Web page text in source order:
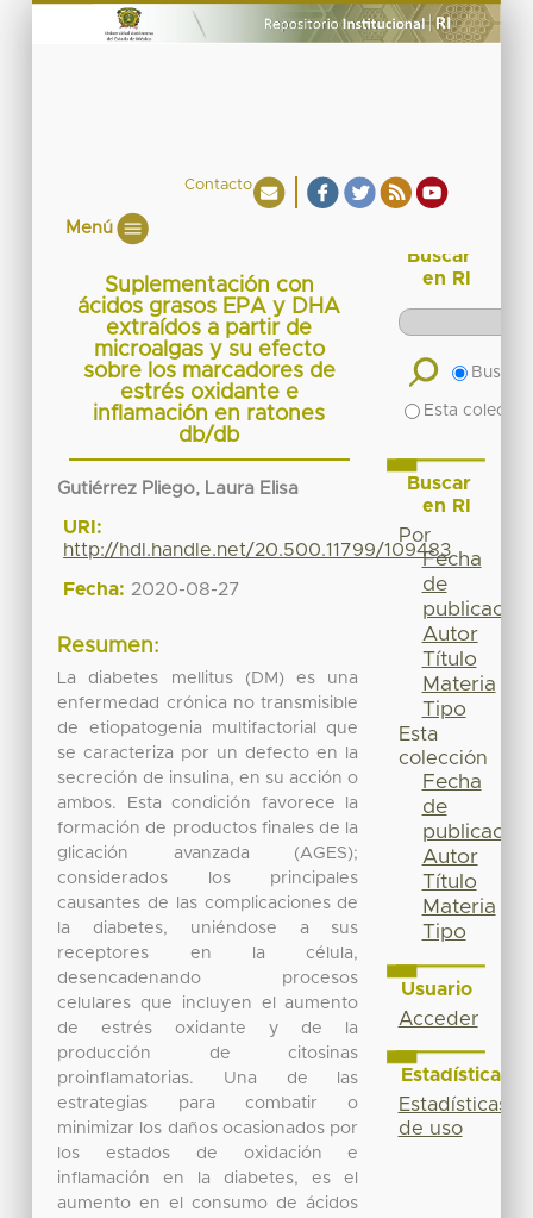
Contacto
Menú
Suplementación con
ácidos grasos EPA y DHA
extraídos a partir de
microalgas y su efecto
sobre los marcadores de
estrés oxidante e
inflamación en ratones
db/db
Gutiérrez Pliego, Laura Elisa
URI:
http://hdl.handle.net/20.500.11799/109483
Fecha: 2020-08-27
Resumen:
La diabetes mellitus (DM) es una
enfermedad crónica no transmisible
de etiopatogenia multifactorial que
se caracteriza por un defecto en la
secreción de insulina, en su acción o
ambos. Esta condición favorece la
formación de productos finales de la
glicación avanzada (AGES);
considerados los principales
causantes de las complicaciones de
la diabetes, uniéndose a sus
receptores en la célula,
desencadenando procesos
celulares que incluyen el aumento
de estrés oxidante y de la
producción de citosinas
proinflamatorias. Una de las
estrategias para combatir o
minimizar los daños ocasionados por
los estados de oxidación e
inflamación en la diabetes, es el
aumento en el consumo de ácidos
Buscar
en RI
Buscar
Esta
Buscar
en RI
Por
Fecha
de
publicación
Autor
Título
Materia
Tipo
Esta
colección
Fecha
de
publicación
Autor
Título
Materia
Tipo
Usuario
Acceder
Estadísticas
Estadísticas
de uso